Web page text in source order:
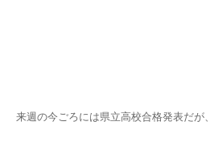
来週の今ごろには県立高校合格発表だが、